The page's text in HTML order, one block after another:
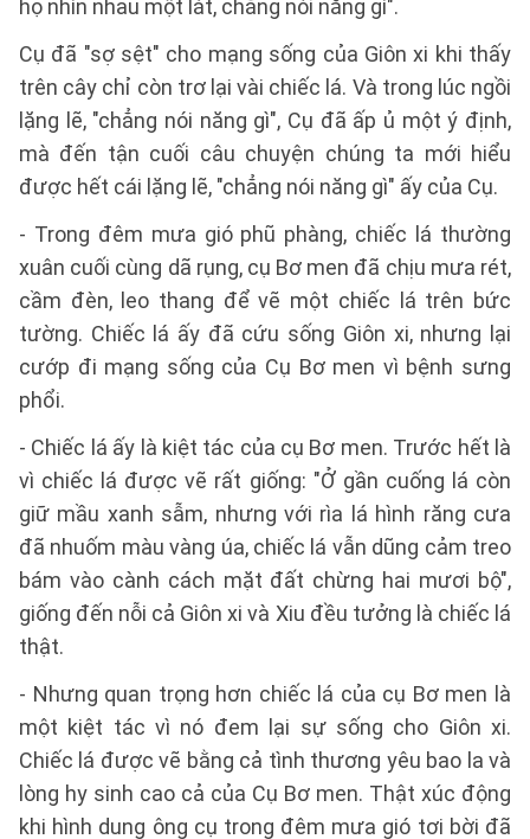
họ nhìn nhau một lát, chẳng nói năng gì".
Cụ đã "sợ sệt" cho mạng sống của Giôn xi khi thấy
trên cây chỉ còn trơ lại vài chiếc lá. Và trong lúc ngồi
lặng lẽ, "chẳng nói năng gì", Cụ đã ấp ủ một ý định,
mà đến tận cuối câu chuyện chúng ta mới hiểu
được hết cái lặng lẽ, "chẳng nói năng gì" ấy của Cụ.
- Trong đêm mưa gió phũ phàng, chiếc lá thường
xuân cuối cùng dã rụng, cụ Bơ men đã chịu mưa rét,
cầm đèn, leo thang để vẽ một chiếc lá trên bức
tường. Chiếc lá ấy đã cứu sống Giôn xi, nhưng lại
cướp đi mạng sống của Cụ Bơ men vì bệnh sưng
phổi.
- Chiếc lá ấy là kiệt tác của cụ Bơ men. Trước hết là
vì chiếc lá được vẽ rất giống: "Ở gần cuống lá còn
giữ mầu xanh sẫm, nhưng với rìa lá hình răng cưa
đã nhuốm màu vàng úa, chiếc lá vẫn dũng cảm treo
bám vào cành cách mặt đất chừng hai mươi bộ",
giống đến nỗi cả Giôn xi và Xiu đều tưởng là chiếc lá
thật.
- Nhưng quan trọng hơn chiếc lá của cụ Bơ men là
một kiệt tác vì nó đem lại sự sống cho Giôn xi.
Chiếc lá được vẽ bằng cả tình thương yêu bao la và
lòng hy sinh cao cả của Cụ Bơ men. Thật xúc động
khi hình dung ông cụ trong đêm mưa gió tơi bời đã